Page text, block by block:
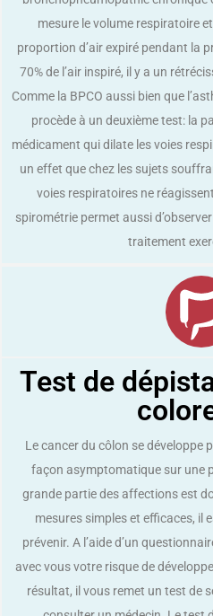
mesure le volume respiratoire
proportion d’air expiré pendant la
70% de l’air inspiré, il y a un
Comme la BPCO aussi bien que
procède à un deuxième test: la
médicament qui dilate les voies
un effet que chez les sujets
voies respiratoires ne
spirométrie permet aussi
traitement
Test de
Le cancer du côlon se développe
façon asymptomatique sur une
grande partie des affections est
mesures simples et efficaces, il
prévenir. A l’aide d’un
avec vous votre risque de
résultat, il vous remet un test de